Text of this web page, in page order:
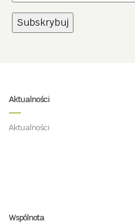
Aktualności
Aktualności
Wspólnota